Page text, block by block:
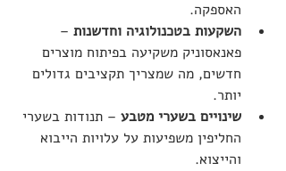
האספקה.
השקעות בטכנולוגיה וחדשנות –
פאנאסוניק משקיעה בפיתוח מוצרים
חדשים, מה שמצריך תקציבים גדולים
יותר.
שינויים בשערי מטבע – תנודות בשערי
החליפין משפיעות על עלויות הייבוא
והייצוא.